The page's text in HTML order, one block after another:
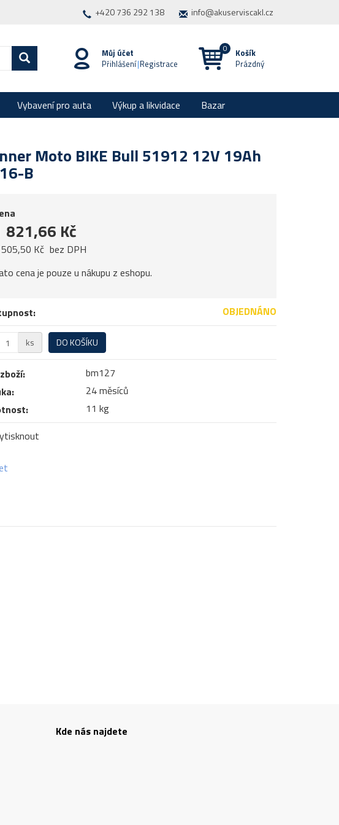
+420 736 292 138 info@akuserviscakl.cz
Můj účet
Přihlášení|Registrace
Košík
Prázdný
Vybavení pro auta Výkup a likvidace Bazar
Moto BIKE Bull 51912 12V 19Ah
B
821,66 Kč
Kč bez DPH
cena je pouze u nákupu z eshopu.
OBJEDNÁNO
ks DO KOŠÍKU
bm127
24 měsíců
11 kg
Kde nás najdete